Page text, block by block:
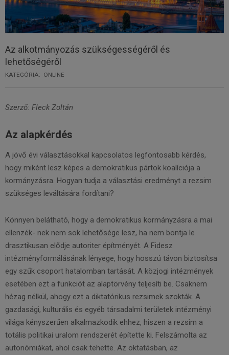
Az alkotmányozás szükségességéről és
lehetőségéről
KATEGÓRIA: ONLINE
Szerző: Fleck Zoltán
Az alapkérdés
A jövő évi választásokkal kapcsolatos legfontosabb kérdés,
hogy miként lesz képes a demokratikus pártok koalíciója a
kormányzásra. Hogyan tudja a választási eredményt a rezsim
szükséges leváltására fordítani?
Könnyen belátható, hogy a demokratikus kormányzásra a mai
ellenzék- nek nem sok lehetősége lesz, ha nem bontja le
drasztikusan elődje autoriter építményét. A Fidesz
intézményformálásának lényege, hogy hosszú távon biztosítsa
egy szűk csoport hatalomban tartását. A közjogi intézmények
esetében ezt a funkciót az alaptörvény teljesíti be. Csaknem
hézag nélkül, ahogy ezt a diktatórikus rezsimek szokták. A
gazdasági, kulturális és egyéb társadalmi területek intézményi
világa kényszerűen alkalmazkodik ehhez, hiszen a rezsim a
totális politikai uralom rendszerét építette ki. Felszámolta az
autonómiákat, ahol csak tehette. Az oktatásban, az